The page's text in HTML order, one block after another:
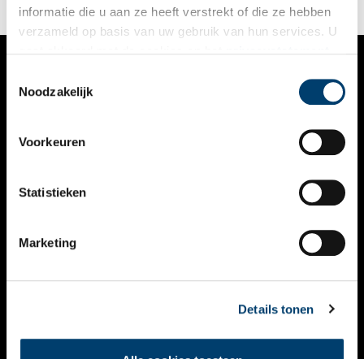
informatie die u aan ze heeft verstrekt of die ze hebben
verzameld op basis van uw gebruik van hun services. U
Noodzakelijk
Voorkeuren
Statistieken
Marketing
Details tonen
VERHALEN
KALENDER
THEMA’S
VIDEO’S
CONTACT